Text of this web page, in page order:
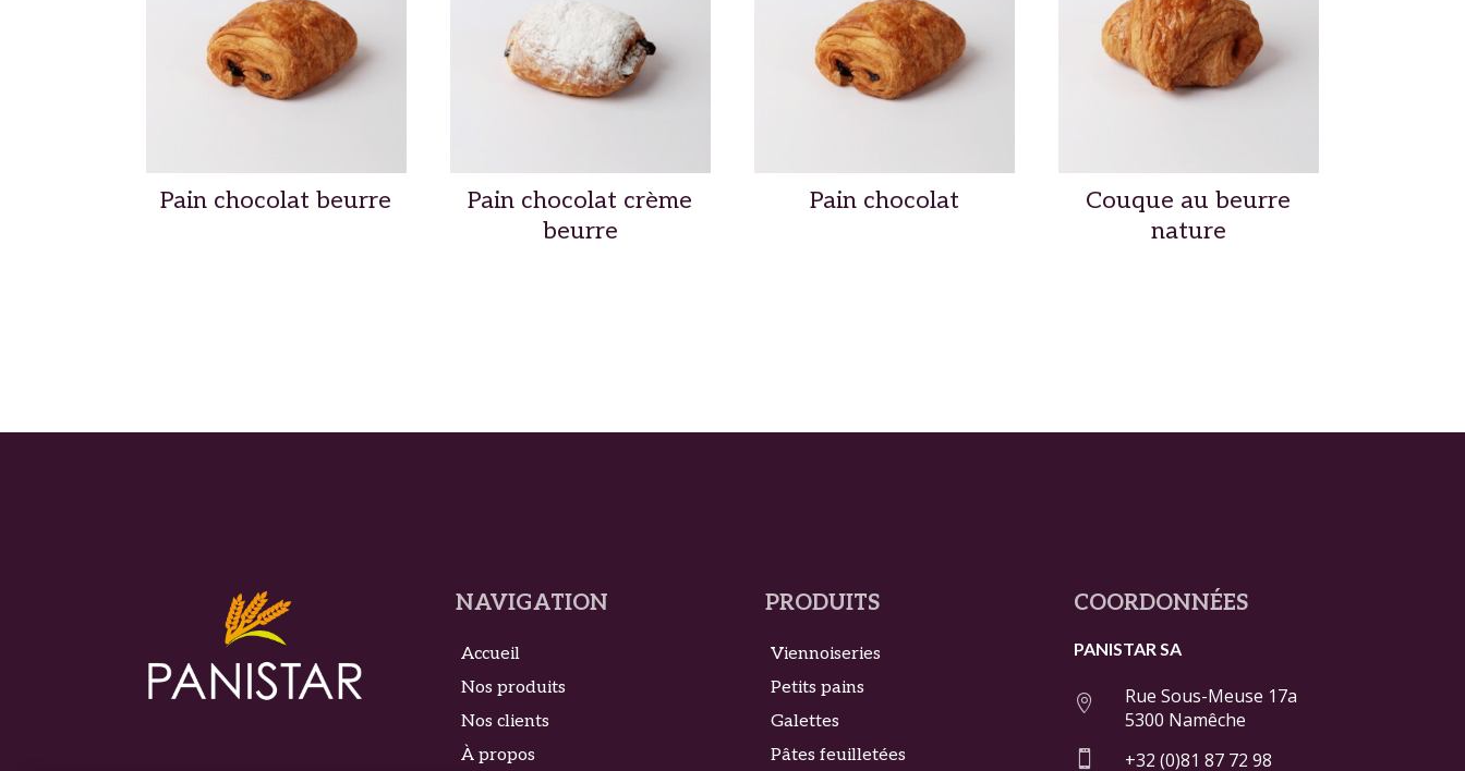
Pain chocolat beurre
Pain chocolat crème
beurre
Pain chocolat
Couque au beurre
nature
NAVIGATION
Accueil
Nos produits
Nos clients
À propos
PRODUITS
Viennoiseries
Petits pains
Galettes
Pâtes feuilletées
COORDONNÉES
PANISTAR SA

Rue Sous-Meuse 17a
5300 Namêche
 +32 (0)81 87 72 98